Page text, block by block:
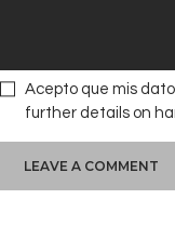
Acepto que mis
further details on